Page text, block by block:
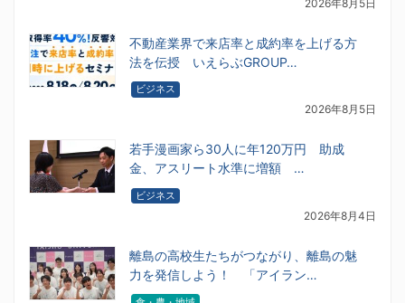
2026年8月5日
不動産業界で来店率と成約率を上げる方
法を伝授 いえらぶGROUP…
ビジネス
2026年8月5日
若手漫画家ら30人に年120万円 助成
金、アスリート水準に増額 …
ビジネス
2026年8月4日
離島の高校生たちがつながり、離島の魅
力を発信しよう！ 「アイラン…